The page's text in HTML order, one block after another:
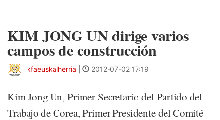
KIM JONG UN dirige varios
campos de construcción
kfaeuskalherria 2012-07-02 17:19
Kim Jong Un, Primer Secretario del Partido del
Trabajo de Corea, Primer Presidente del Comité